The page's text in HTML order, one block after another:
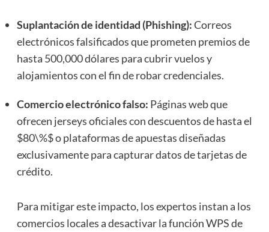
Suplantación de identidad (Phishing):Correos
electrónicos falsificados que prometen premios de
hasta 500,000 dólares para cubrir vuelos y
alojamientos con el fin de robar credenciales.
Comercio electrónico falso: Páginas web que
ofrecen jerseys oficiales con descuentos de hasta el
$80\%$o plataformas de apuestas diseñadas
exclusivamente para capturar datos de tarjetas de
crédito.
Para mitigar este impacto, los expertos instan a los
comercios locales a desactivar la función WPS de